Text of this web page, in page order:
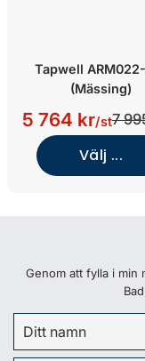
Tapwell
(Mässing)
5 764 kr/st7
Välj ...
Genom att fylla i min